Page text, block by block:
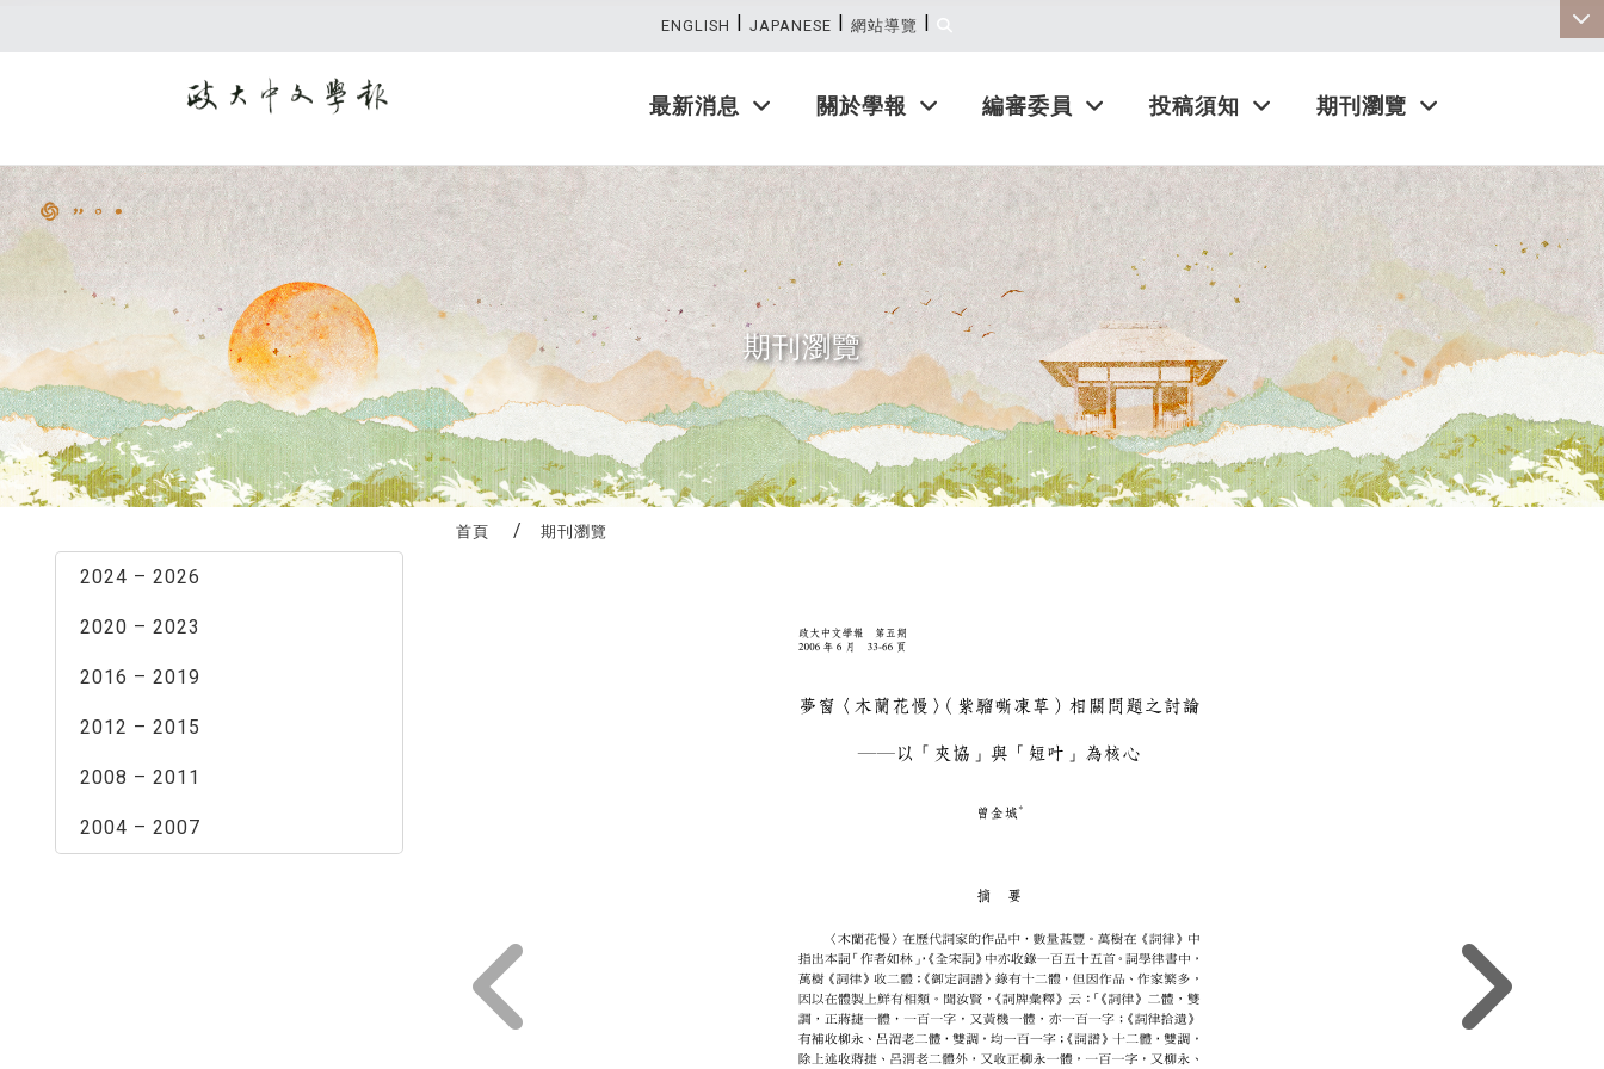
最新消息 關於學報 編審委員 投稿須知 期刊瀏覽
ENGLISH | JAPANESE | 網站導覽 |
期刊瀏覽
2024 – 2026
2020 – 2023
2016 – 2019
2012 – 2015
2008 – 2011
2004 – 2007
首頁 期刊瀏覽